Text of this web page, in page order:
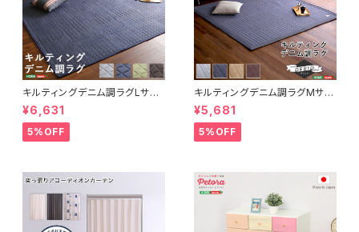
キルティングデニム調ラグLサイ
ズ(190x240cm)オールシーズ
ン、滑り止め付き、手洗い対応【D
erid-デリッド-】 DRG-L
¥6,631
5%OFF
キルティングデニム調ラグMサイ
ズ(185x185cm)オールシーズ
ン、滑り止め付き、手洗い対応【D
erid-デリッド-】 DRG-M
¥5,681
5%OFF